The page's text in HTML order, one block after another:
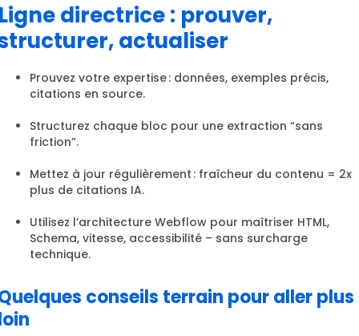
directrice : prouver,
actualiser
Prouvez votre expertise : données, exemples précis,
citations en source.
Structurez chaque bloc pour une extraction “sans
friction”.
Mettez à jour régulièrement : fraîcheur du contenu = 2x
plus de citations IA.
Utilisez l’architecture Webflow pour maîtriser HTML,
Schema, vitesse, accessibilité – sans surcharge
technique.
conseils terrain pour aller plus